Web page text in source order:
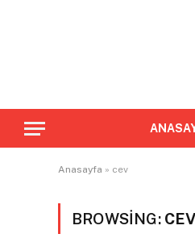
Anasayfa » cev
BROWSING: CEV